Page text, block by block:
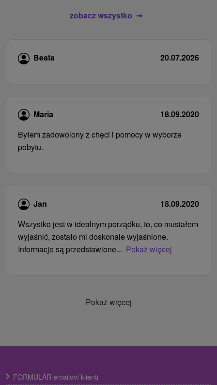
zobacz wszystko
Beata 20.07.2026
Maria
18.09.2020
Byłem zadowolony z chęci i pomocy w wyborze
pobytu.
Jan
18.09.2020
Wszystko jest w idealnym porządku, to, co musiałem
wyjaśnić, zostało mi doskonale wyjaśnione.
Informacje są przedstawione... Pokaż więcej
Pokaż więcej
FORMULÁR emailoví klienti